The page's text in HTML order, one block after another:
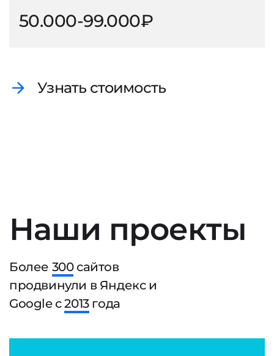
50.000-99.000₽
Узнать стоимость
Наши проекты
Более 300сайтов
продвинули в Яндекс и
Google с2013года